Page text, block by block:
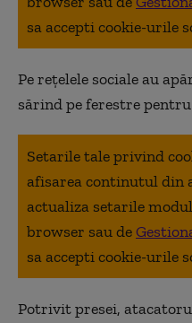
sa accepti cookie-urile
Pe rețelele sociale au
sărind pe ferestre
Setarile tale privind
afisarea continutul din
actualiza setarile
browser sau de
sa accepti cookie-urile
Potrivit presei,